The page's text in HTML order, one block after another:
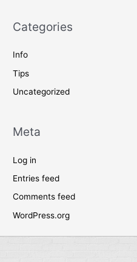
Categories
Info
Tips
Uncategorized
Meta
Log in
Entries feed
Comments feed
WordPress.org